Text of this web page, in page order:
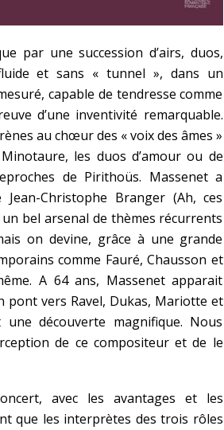
par une succession d’airs, duos,
et sans « tunnel », dans un
capable de tendresse comme
d’une inventivité remarquable.
au chœur des « voix des âmes »
les duos d’amour ou de
de Pirithoüs. Massenet a
Christophe Branger (Ah, ces
bel arsenal de thèmes récurrents
on devine, grâce à une grande
comme Fauré, Chausson et
A 64 ans, Massenet apparait
pont vers Ravel, Dukas, Mariotte et
découverte magnifique. Nous
de ce compositeur et de le
avec les avantages et les
que les interprètes des trois rôles